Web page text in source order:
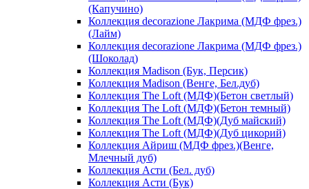
(Капучино)
Коллекция decorazione Лакрима (МДФ фрез.)
(Лайм)
Коллекция decorazione Лакрима (МДФ фрез.)
(Шоколад)
Коллекция Madison (Бук, Персик)
Коллекция Madison (Венге, Бел.дуб)
Коллекция The Loft (МДФ)(Бетон светлый)
Коллекция The Loft (МДФ)(Бетон темный)
Коллекция The Loft (МДФ)(Дуб майский)
Коллекция The Loft (МДФ)(Дуб цикорий)
Коллекция Айриш (МДФ фрез.)(Венге,
Млечный дуб)
Коллекция Асти (Бел. дуб)
Коллекция Асти (Бук)